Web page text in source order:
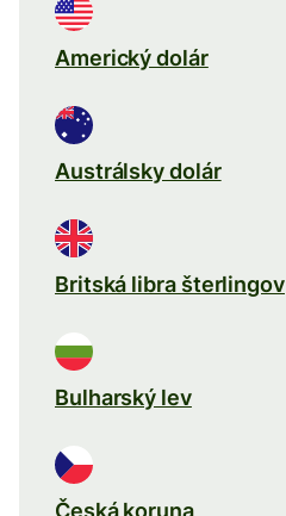
Americký dolár
Austrálsky dolár
Britská libra šterlingov
Bulharský lev
Česká koruna